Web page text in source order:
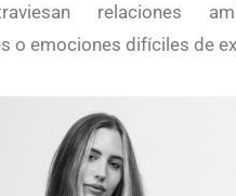
relaciones
o emociones difíciles de